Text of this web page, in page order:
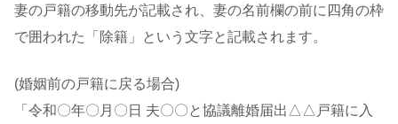
妻の戸籍の移動先が記載され、妻の名前欄の前に四角の枠
で囲われた「除籍」という文字と記載されます。
(婚姻前の戸籍に戻る場合)
「令和〇年〇月〇日 夫〇〇と協議離婚届出△△戸籍に入